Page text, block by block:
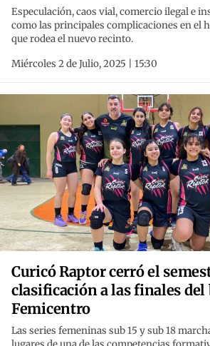
Especulación, caos vial, comercio ilegal e
como las principales complicaciones en el
que rodea el nuevo recinto.
Miércoles 2 de Julio, 2025 | 15:30
Curicó Raptor cerró el
clasificación a las finales del
Femicentro
Las series femeninas sub 15 y sub 18